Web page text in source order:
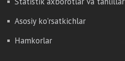
Asosiy ko'rsatkichlar
Hamkorlar